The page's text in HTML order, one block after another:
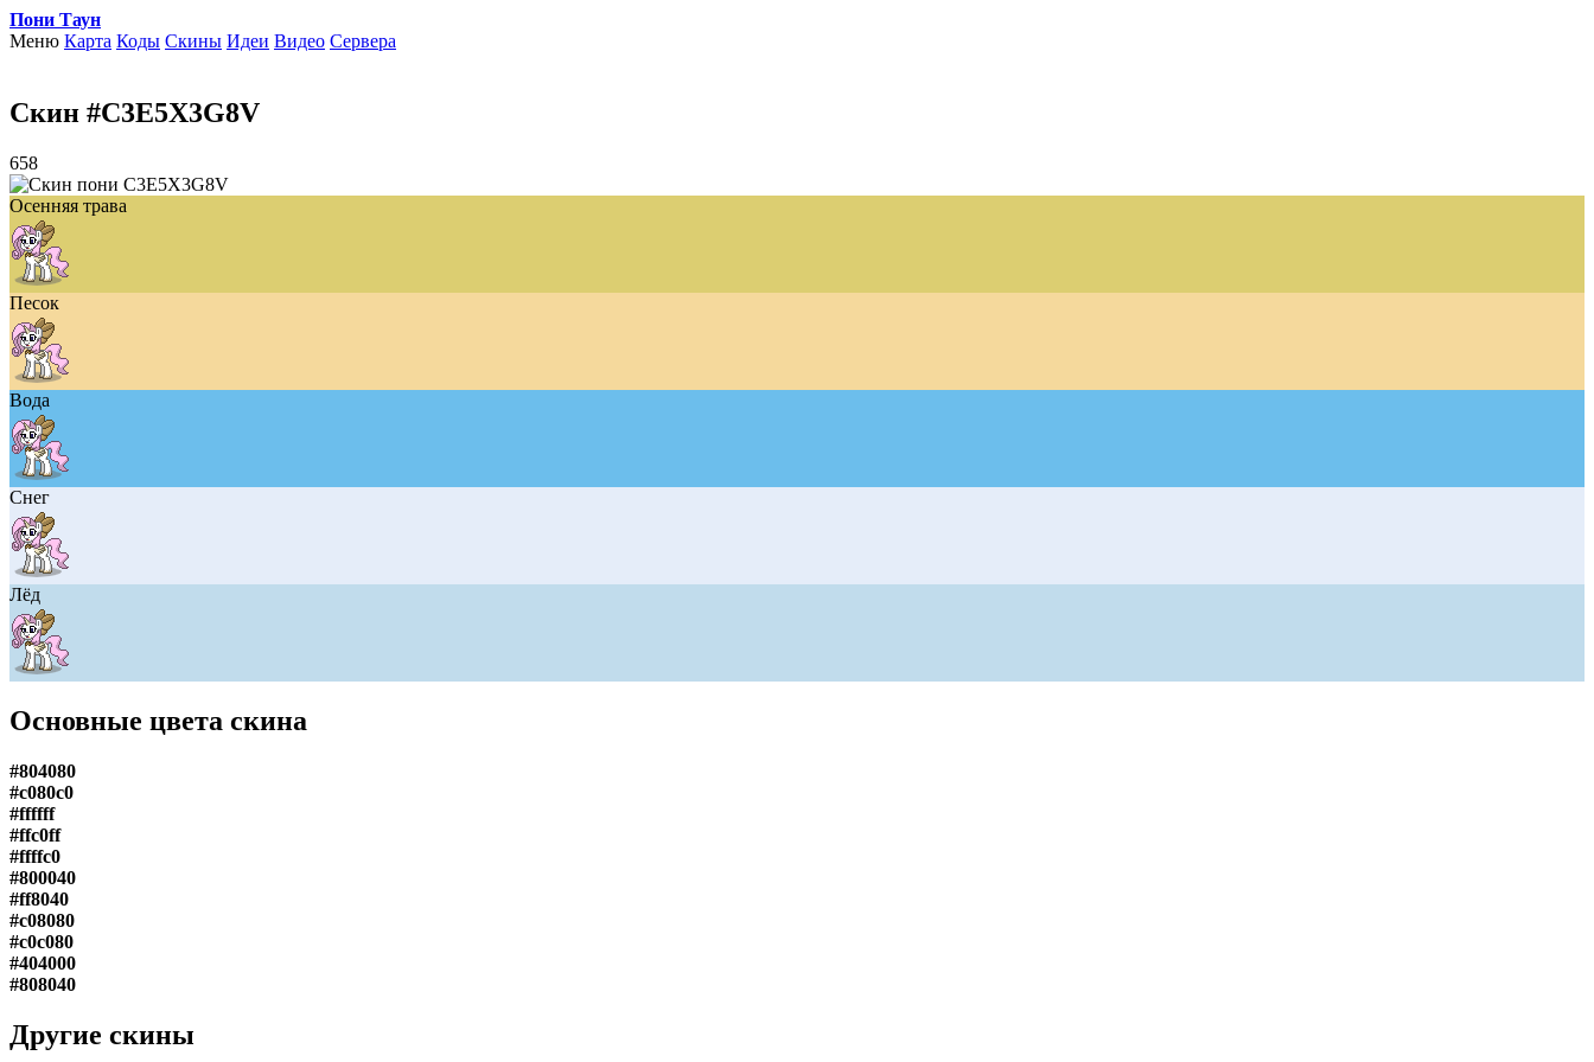
Пони Таун
Меню Карта Коды Скины Идеи Видео Сервера
Скин #C3E5X3G8V
658
Осенняя трава
Песок
Вода
Снег
Лёд
Основные цвета скина
#804080
#c080c0
#ffffff
#ffc0ff
#ffffc0
#800040
#ff8040
#c08080
#c0c080
#404000
#808040
Другие скины